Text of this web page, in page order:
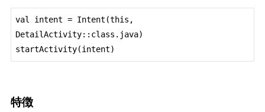
val intent = Intent(this,
DetailActivity::class.java)
特徴